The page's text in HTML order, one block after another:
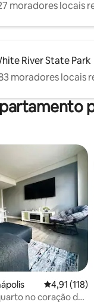
moradores locais
River State Park
moradores locais
avaliações
4,91 de
4,91 (118)
no coração da